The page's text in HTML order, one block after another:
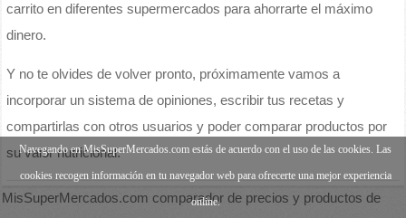
carrito en diferentes supermercados para ahorrarte el máximo
dinero.
Y no te olvides de volver pronto, próximamente vamos a
incorporar un sistema de opiniones, escribir tus recetas y
compartirlas con otros usuarios y poder comparar productos por
su valor nutricional.
MisSuperMercados.com comparador de precios y productos de
Navegando en MisSuperMercados.com estás de acuerdo con el uso de las cookies. Las
cookies recogen información en tu navegador web para ofrecerte una mejor experiencia
online.